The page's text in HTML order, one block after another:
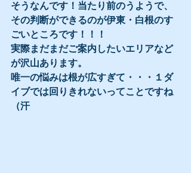
そうなんです！当たり前のうようで、
その判断ができるのが伊東・白根のす
ごいところです！！！
実際まだまだご案内したいエリアなど
が沢山あります。
唯一の悩みは根が広すぎて・・・１ダ
イブでは回りきれないってことですね
（汗